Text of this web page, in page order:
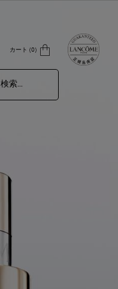
ラン
カート 0
0 カート内の製品
検索...